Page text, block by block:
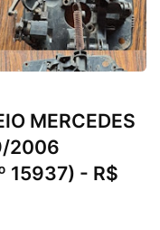
MERCEDES
2006
15937) - R$